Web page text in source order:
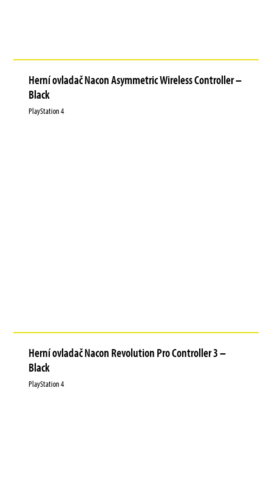
Herní ovladač Nacon Asymmetric Wireless Controller –
Black
PlayStation 4
Herní ovladač Nacon Revolution Pro Controller 3 –
Black
PlayStation 4